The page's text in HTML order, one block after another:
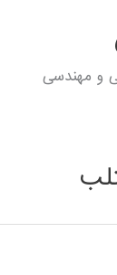
و مهندسی